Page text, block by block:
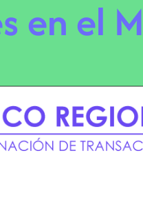
en el